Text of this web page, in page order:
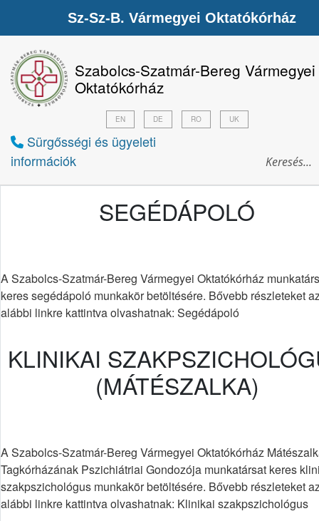
Szabolcs-Szatmár-Bereg Vármegyei
Oktatókórház
Sürgősségi és ügyeleti
információk
EN DE RO UK
SEGÉDÁPOLÓ
A Szabolcs-Szatmár-Bereg Vármegyei Oktatókórház
keres segédápoló munkakör betöltésére. Bővebb részleteket
alábbi linkre kattintva olvashatnak: Segédápoló
KLINIKAI
(MÁTÉSZALKA)
A Szabolcs-Szatmár-Bereg Vármegyei Oktatókórház
Tagkórházának Pszichiátriai Gondozója munkatársat keres
szakpszichológus munkakör betöltésére. Bővebb részleteket
alábbi linkre kattintva olvashatnak: Klinikai szakpszichológus
Sz-Sz-B. Vármegyei Oktatókórház